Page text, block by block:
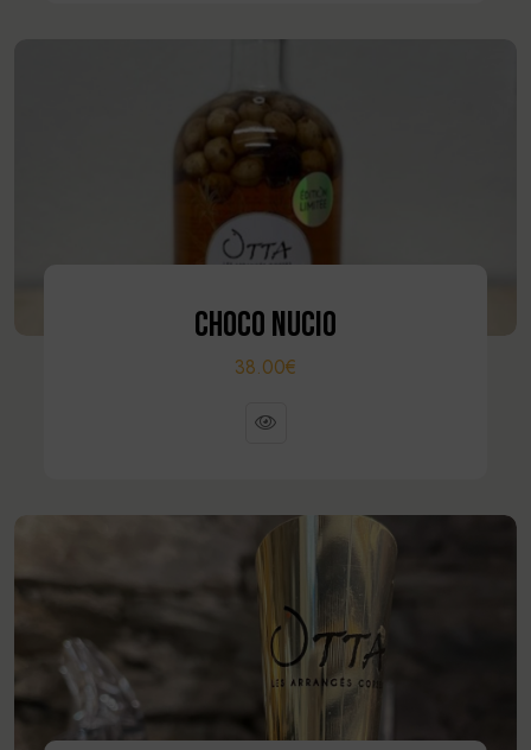
CHOCO NUCIO
38.00€